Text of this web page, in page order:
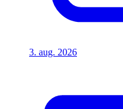
3. aug. 2026